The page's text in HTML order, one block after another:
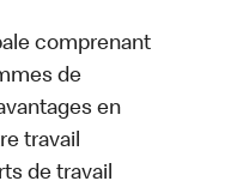
comprenant
de
en
travail
de travail